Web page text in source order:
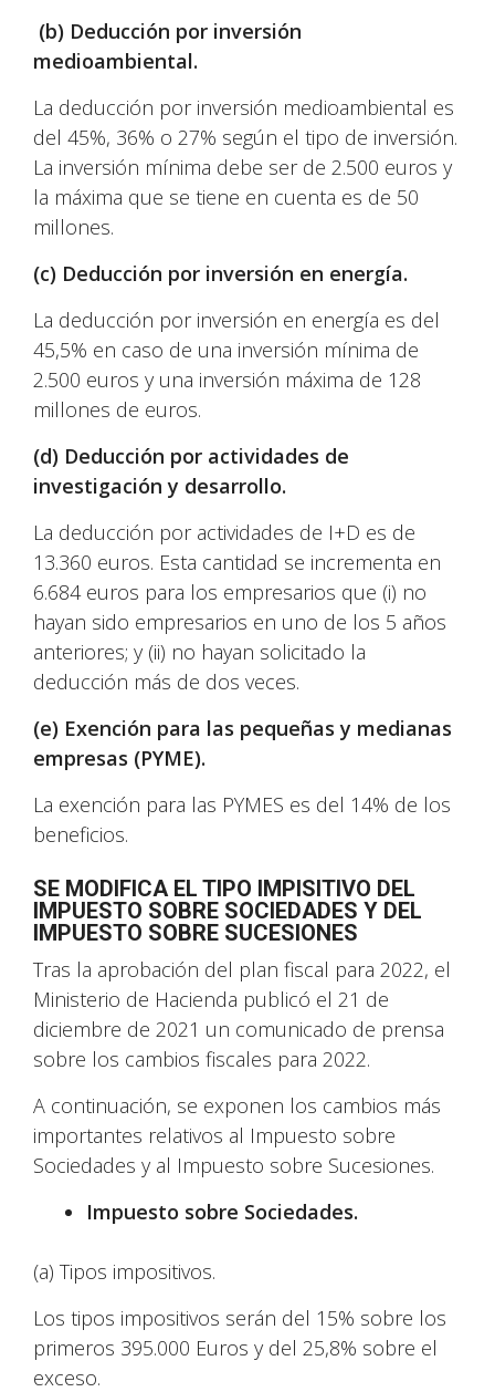
(b) Deducción por inversión
medioambiental.
La deducción por inversión medioambiental es
del 45%, 36% o 27% según el tipo de inversión.
La inversión mínima debe ser de 2.500 euros y
la máxima que se tiene en cuenta es de 50
millones.
(c) Deducción por inversión en energía.
La deducción por inversión en energía es del
45,5% en caso de una inversión mínima de
2.500 euros y una inversión máxima de 128
millones de euros.
(d) Deducción por actividades de
investigación y desarrollo.
La deducción por actividades de I+D es de
13.360 euros. Esta cantidad se incrementa en
6.684 euros para los empresarios que (i) no
hayan sido empresarios en uno de los 5 años
anteriores; y (ii) no hayan solicitado la
deducción más de dos veces.
(e) Exención para las pequeñas y medianas
empresas (PYME).
La exención para las PYMES es del 14% de los
beneficios.
SE MODIFICA EL TIPO IMPISITIVO DEL
IMPUESTO SOBRE SOCIEDADES Y DEL
IMPUESTO SOBRE SUCESIONES
Tras la aprobación del plan fiscal para 2022, el
Ministerio de Hacienda publicó el 21 de
diciembre de 2021 un comunicado de prensa
sobre los cambios fiscales para 2022.
A continuación, se exponen los cambios más
importantes relativos al Impuesto sobre
Sociedades y al Impuesto sobre Sucesiones.
Impuesto sobre Sociedades.
(a) Tipos impositivos.
Los tipos impositivos serán del 15% sobre los
primeros 395.000 Euros y del 25,8% sobre el
exceso.